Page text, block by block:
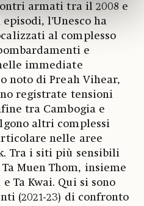
armati tra il 2008 e
l’Unesco ha
al complesso
e
immediate
noto di Preah Vihear,
registrate tensioni
tra Cambogia e
altri complessi
nelle aree
Tra i siti più sensibili
Muen Thom, insieme
Ta Kwai. Qui si sono
(2021-23) di confronto